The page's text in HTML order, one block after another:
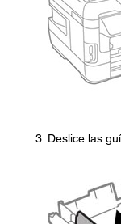
Deslice las